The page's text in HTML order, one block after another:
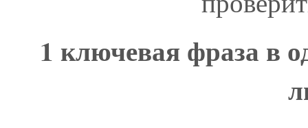
1 ключевая фраза в